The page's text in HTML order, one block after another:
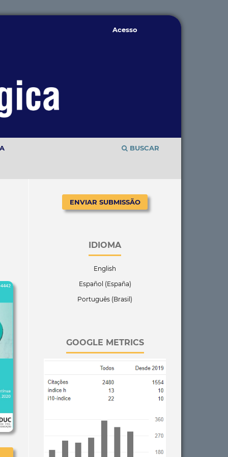
BUSCAR
Acesso
ENVIAR SUBMISSÃO
IDIOMA
English
Español (España)
Português (Brasil)
GOOGLE METRICS